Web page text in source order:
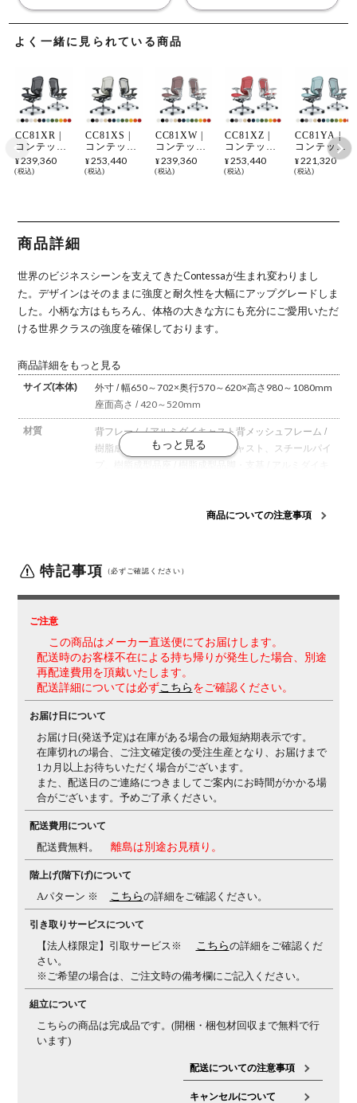
よく一緒に見られている商品
CC81XR |
コンテッサ
セコンダ
Contessa II
リッシュフ
レーム ブラ
ックボディ
ャスター
(オカムラ)
¥ 239,360
税込
CC81XS |
コンテッサ
セコンダ
Contessa II
リッシュフ
ポート付き
ウレタンキ
ャスター
¥253,440
税込
CC81XW |
コンテッサ
セコンダ
Contessa II
リッシュフ
ャスター
(オカムラ)
¥ 239,360
税込
CC81XZ |
コンテッサ
セコンダ
Contessa II
リッシュフ
ポート付き
ウレタンキ
ャスター
¥ 253,440
税込
CC81YA |
コンテッサ
セコンダ
Contessa II
ルバーフレ
ター (オカ
ムラ)
¥221,320
税込
商品詳細
世界のビジネスシーンを支えてきたContessaが生まれ変わりまし
た。デザインはそのままに強度と耐久性を大幅にアップグレードしま
した。小柄な方はもちろん、体格の大きな方にも充分にご愛用いただ
ける世界クラスの強度を確保しております。
商品詳細をもっと見る
サイズ(本体)
外寸 / 幅650～702×奥行570～620×高さ980～1080mm
座面高さ / 420～520mm
材質 背フレーム / アルミダイキャスト 背メッシュフレーム /
樹脂成型品
可動肘 / アルミダイキャスト、スチールパイ
ャストアーム(4Dアーム)
40mm(3D)、左右方向25mmずつ(4D)の調節が可能で
節(上下ストローク100mm)
・リクライニング反発力強
弱調整
生産国 日本
人日本オフィス家具協会(JOIFA)規定に基づく
はこちらの保証ページをご確認ください。
組み立て 完成品
備考 ・グリーン購入法適合商品
商品についての注意事項
特記事項 （必ずご確認ください）
ご注意
この商品はメーカー直送便にてお届けします。
配送時のお客様不在による持ち帰りが発生した場合、別途
再配達費用を頂戴いたします。
配送詳細については必ずこちら をご確認ください。
お届け日について
お届け日(発送予定)は在庫がある場合の最短納期表示です。
在庫切れの場合、ご注文確定後の受注生産となり、お届けまで
1カ月以上お待ちいただく場合がございます。
また、配送日のご連絡につきましてご案内にお時間がかかる場
合がございます。予めご了承ください。
配送費用について
配送費無料。 離島は別途お見積り。
階上げ(階下げ)について
Aパターン ※ こちらの詳細をご確認ください。
引き取りサービスについて
【法人様限定】引取サービス※ こちらの詳細をご確認くだ
さい。
※ご希望の場合は、ご注文時の備考欄にご記入ください。
組立について
こちらの商品は完成品です。(開梱・梱包材回収まで無料で行
います)
配送についての注意事項
キャンセルについて